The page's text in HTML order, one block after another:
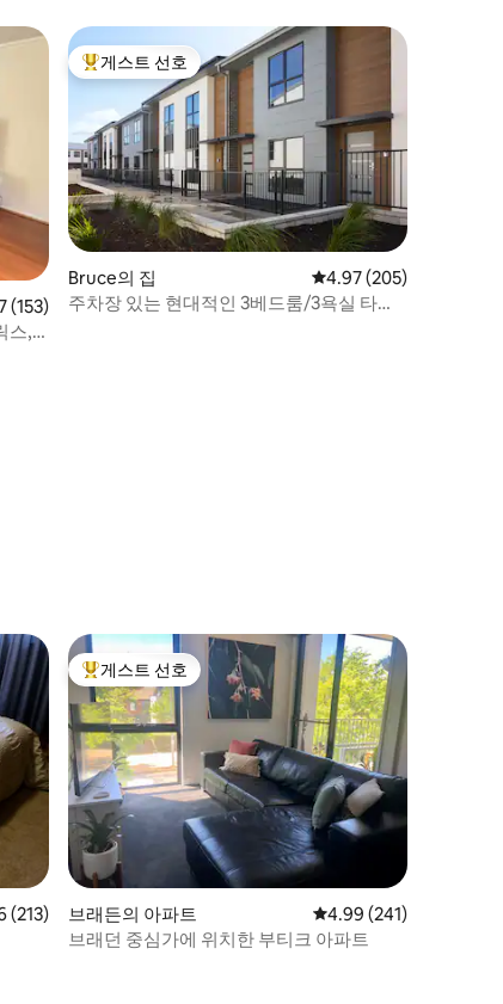
점(5점 만점), 후기 153개
(153)
스,
상위 게스트 선호
게스트 선호
Bruce의 집 평점 4.97점(5점 만점),
4.97 (205)
주차장 있는 현대적인 3베드룸/3욕실 타운
점(5점 만점), 후기 213개
(213)
상위 게스트 선호
게스트 선호
브래든의 아파트 평점 4.99점(5점 만점),
4.99 (241)
브래던 중심가에 위치한 부티크 아파트